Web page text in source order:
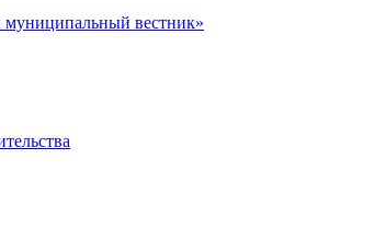
муниципальный вестник»